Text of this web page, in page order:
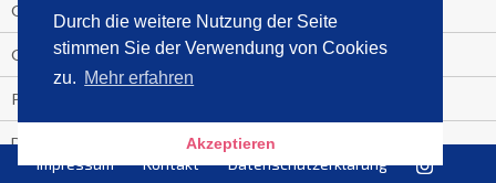
Durch die weitere Nutzung der Seite
stimmen Sie der Verwendung von Cookies
zu. Mehr erfahren
Akzeptieren
Gratis-E-Book-Aktionen
Gefahr fürs Dschungelcamp!
PRESSEMITTEILUNG
Deutschland im Handball-Fieber
Impressum Kontakt Datenschutzerklärung